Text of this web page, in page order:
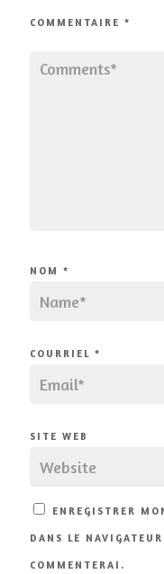
COMMENTAIRE *
NOM *
COURRIEL *
SITE WEB
ENREGISTRER
DANS LE
COMMENTERAI.